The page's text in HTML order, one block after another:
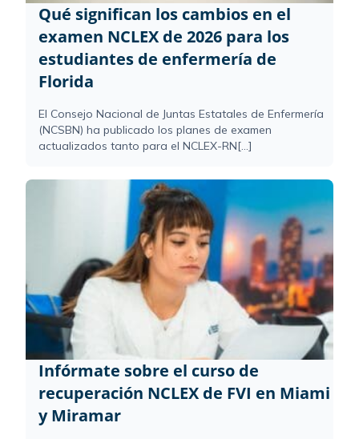
Qué significan los cambios en el
examen NCLEX de 2026 para los
estudiantes de enfermería de
Florida
El Consejo Nacional de Juntas Estatales de Enfermería
(NCSBN) ha publicado los planes de examen
actualizados tanto para el NCLEX-RN[...]
Infórmate sobre el curso de
recuperación NCLEX de FVI en Miami
y Miramar